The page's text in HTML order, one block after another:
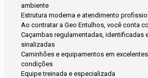
ambiente
Estrutura moderna e atendimento
Ao contratar a Geo Entulhos, você conta
Caçambas regulamentadas, identificadas
sinalizadas
Caminhões e equipamentos em excelentes
condições
Equipe treinada e especializada